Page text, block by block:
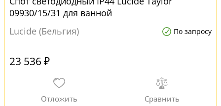
09930/15/31 для ванной
Lucide (Бельгия)
По запросу
23 536 ₽